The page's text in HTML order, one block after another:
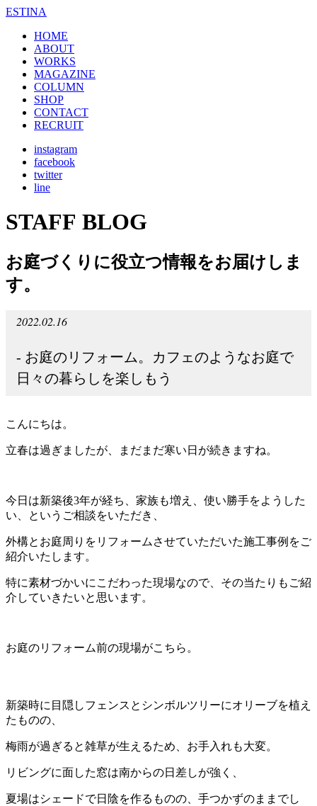
ESTINA
HOME
ABOUT
WORKS
MAGAZINE
COLUMN
SHOP
CONTACT
RECRUIT
instagram
facebook
twitter
line
STAFF BLOG
お庭づくりに役立つ情報をお届けしま
す。
2022.02.16
- お庭のリフォーム。カフェのようなお庭で
日々の暮らしを楽しもう
こんにちは。
立春は過ぎましたが、まだまだ寒い日が続きますね。
今日は新築後3年が経ち、家族も増え、使い勝手をようした
い、というご相談をいただき、
外構とお庭周りをリフォームさせていただいた施工事例をご
紹介いたします。
特に素材づかいにこだわった現場なので、その当たりもご紹
介していきたいと思います。
お庭のリフォーム前の現場がこちら。
新築時に目隠しフェンスとシンボルツリーにオリーブを植え
たものの、
梅雨が過ぎると雑草が生えるため、お手入れも大変。
リビングに面した窓は南からの日差しが強く、
夏場はシェードで日陰を作るものの、手つかずのままでし